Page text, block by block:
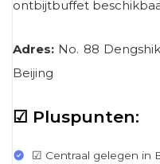
ontbijtbuffet
Adres: No. 88
Beijing
☑ Pluspunten:
☑ Centraal gelegen in